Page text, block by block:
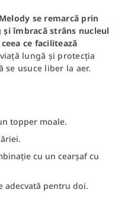
se remarcă prin
îmbracă strâns nucleul
ce facilitează
lungă și protecția
se usuce liber la aer.
topper moale.
cu un cearșaf cu
adecvată pentru doi.